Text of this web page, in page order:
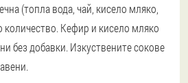
(топла вода, чай, кисело мляко,
количество. Кефир и кисело мляко
без добавки. Изкуствените сокове